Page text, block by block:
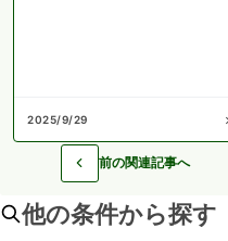
2025/9/29
前の関連記事へ
他の条件から探す